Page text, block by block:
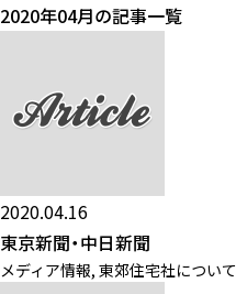
2020年04月の記事一覧
2020.04.16
東京新聞・中日新聞
メディア情報, 東郊住宅社について